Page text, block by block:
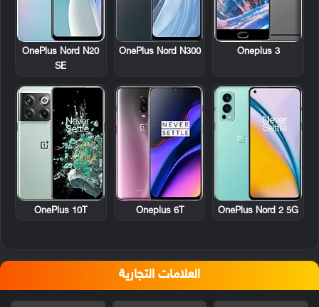
Oneplus 3
OnePlus Nord N300
OnePlus Nord N20
SE
OnePlus Nord 2 5G
Oneplus 6T
OnePlus 10T
العلامات التجارية